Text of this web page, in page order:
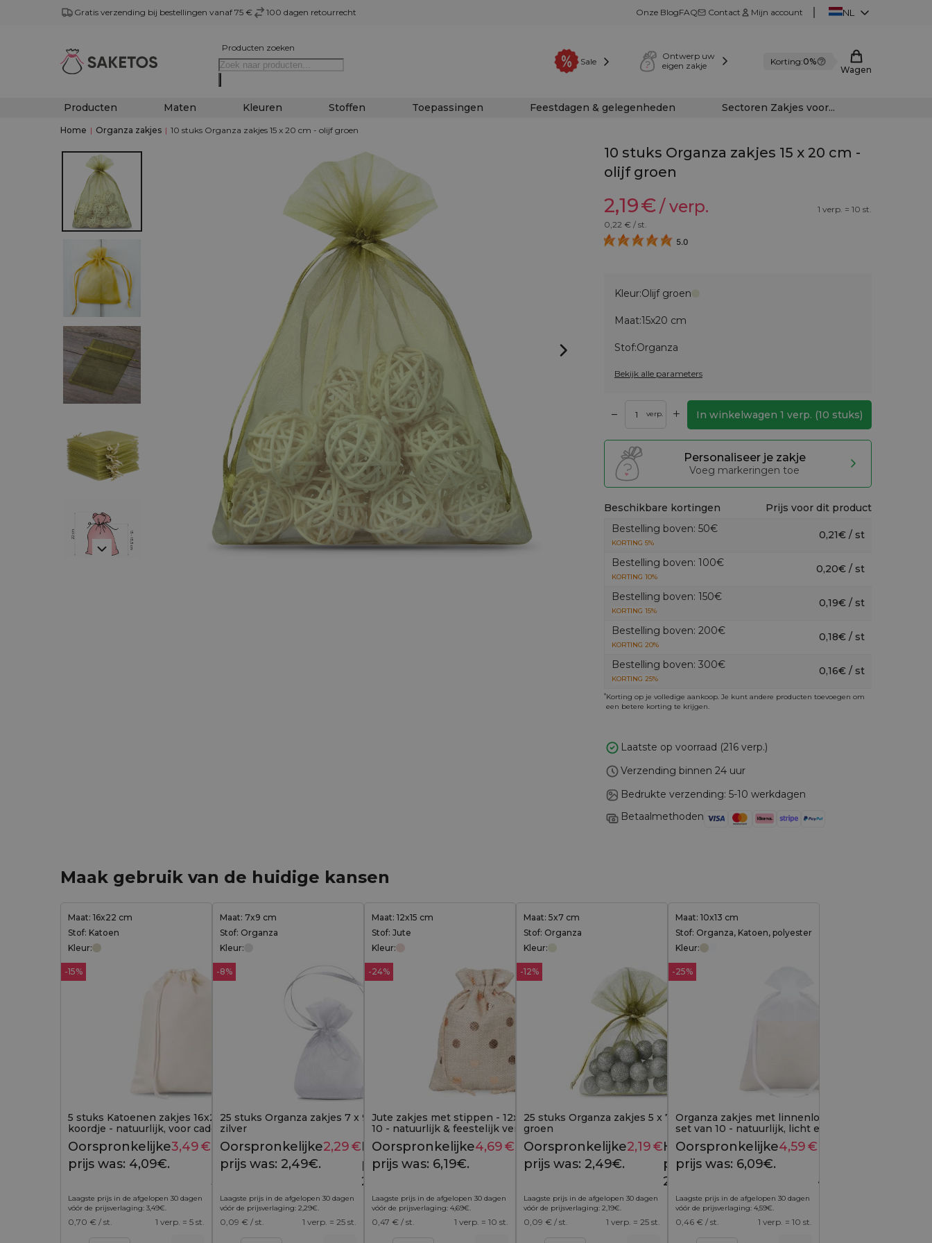
Gratis verzending bij bestellingen vanaf 75 € 100 dagen retourrecht Onze BlogFAQ Contact Mijn account NL
Producten zoeken
Sale
Ontwerp uw
eigen zakje
Korting:0%
Wagen
Producten Maten Kleuren Stoffen Toepassingen Feestdagen & gelegenheden Sectoren Zakjes voor...
Home | Organza zakjes | 10 stuks Organza zakjes 15 x 20 cm - olijf groen
10 stuks Organza zakjes 15 x 20 cm -
olijf groen
2,19€/ verp.
1 verp. = 10 st.
0,22€ / st.
5.0
Kleur:Olijf groen
Maat:15x20 cm
Stof:Organza
Bekijk alle parameters
– verp. + In winkelwagen 1 verp. (10 stuks)
Personaliseer je zakje
Voeg markeringen toe
Beschikbare kortingen
Prijs voor dit product
Bestelling boven: 50€
KORTING 5%
0,21€ / st
Bestelling boven: 100€
KORTING 10%
0,20€ / st
Bestelling boven: 150€
KORTING 15%
0,19€ / st
Bestelling boven: 200€
KORTING 20%
0,18€ / st
Bestelling boven: 300€
KORTING 25%
0,16€ / st
*Korting op je volledige aankoop. Je kunt andere producten toevoegen om
een betere korting te krijgen.
Laatste op voorraad (216 verp.)
Verzending binnen 24 uur
Bedrukte verzending: 5-10 werkdagen
Betaalmethoden
Maak gebruik van de huidige kansen
Maat: 16x22 cm
Stof: Katoen
Kleur:
-15%
5 stuks Katoenen zakjes 16x22 cm met enkel
koordje - natuurlijk, voor cadeaus
4,09 €
Oorspronkelijke
prijs was: 4,09€.
3,49€ Huidige
prijs is:
3,49€.
Laagste prijs in de afgelopen 30 dagen
vóór de prijsverlaging: 3,49€.
0,70 € / st. 1 verp. = 5 st.
Maat: 7x9 cm
Stof: Organza
Kleur:
-8%
25 stuks Organza zakjes 7 x 9 cm (SDB) -
zilver
2,49 €
Oorspronkelijke
prijs was: 2,49€.
2,29€Huidige
prijs is:
2,29€.
Laagste prijs in de afgelopen 30 dagen
vóór de prijsverlaging: 2,29€.
0,09 € / st. 1 verp. = 25 st.
Maat: 12x15 cm
Stof: Jute
Kleur:
-24%
Jute zakjes met stippen - 12x15 cm, set van
10 - natuurlijk & feestelijk verpakt
6,19 €
Oorspronkelijke
prijs was: 6,19€.
4,69€ Huidige
prijs is:
Laagste prijs in de afgelopen 30 dagen
vóór de prijsverlaging: 4,69€.
0,47 € / st. 1 verp. = 10 st.
Maat: 5x7 cm
Stof: Organza
Kleur:
-12%
25 stuks Organza zakjes 5 x 7 cm - olijf
groen
2,49 €
Oorspronkelijke
prijs was: 2,49€.
2,19€Huidige
prijs is:
2,19€.
Laagste prijs in de afgelopen 30 dagen
vóór de prijsverlaging: 2,19€.
0,09 € / st. 1 verp. = 25 st.
Maat: 10x13 cm
Stof: Organza, Katoen, polyester
Kleur:
-25%
Organza zakjes met linnenlook - 10x13 cm,
set van 10 - natuurlijk, licht en elegant
verpakt
Oorspronkelijke
prijs was: 6,09€.
4,59€
4,59€.
Laagste prijs in de afgelopen 30 dagen
vóór de prijsverlaging: 4,59€.
0,46 € / st. 1 verp. = 10 st.